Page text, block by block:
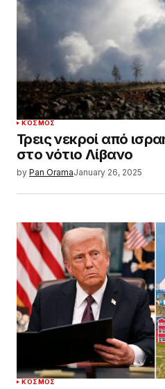
ΚΌΣΜΟΣ
Τρεις νεκροί από
στο νότιο Λίβανο
by Pan OramaJanuary 26, 2025
ΚΌΣΜΟΣ